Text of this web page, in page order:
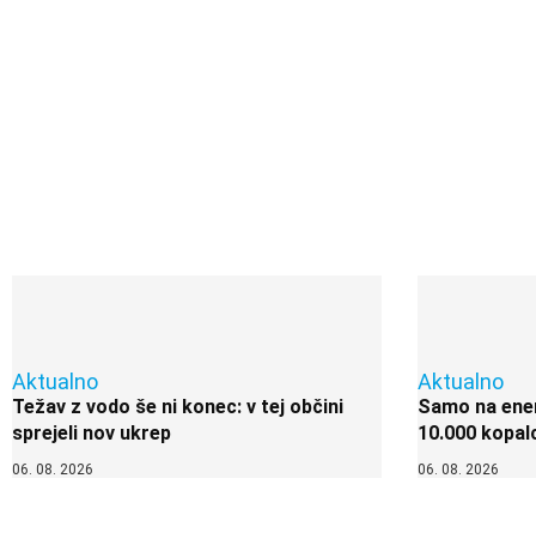
Aktualno
Težav z vodo še ni konec: v tej občini
sprejeli nov ukrep
06. 08. 2026
Aktualno
Samo na
10.000
06. 08. 2026